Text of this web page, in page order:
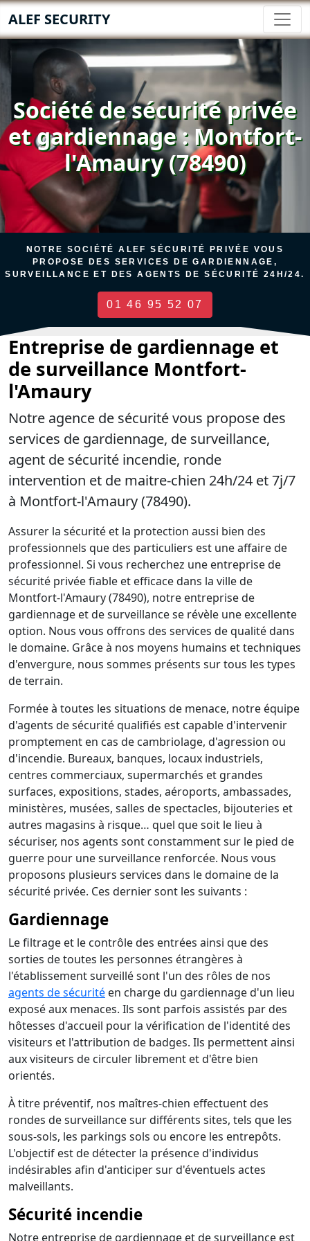
ALEF SECURITY
Société de sécurité privée
et gardiennage : Montfort-
l'Amaury (78490)
NOTRE SOCIÉTÉ ALEF SÉCURITÉ PRIVÉE VOUS
PROPOSE DES SERVICES DE GARDIENNAGE,
SURVEILLANCE ET DES AGENTS DE SÉCURITÉ 24H/24.
01 46 95 52 07
Entreprise de gardiennage et
de surveillance Montfort-
l'Amaury
Notre agence de sécurité vous propose des
services de gardiennage, de surveillance,
agent de sécurité incendie, ronde
intervention et de maitre-chien 24h/24 et 7j/7
à Montfort-l'Amaury (78490).
Assurer la sécurité et la protection aussi bien des
professionnels que des particuliers est une affaire de
professionnel. Si vous recherchez une entreprise de
sécurité privée fiable et efficace dans la ville de
Montfort-l'Amaury (78490), notre entreprise de
gardiennage et de surveillance se révèle une excellente
option. Nous vous offrons des services de qualité dans
le domaine. Grâce à nos moyens humains et techniques
d'envergure, nous sommes présents sur tous les types
de terrain.
Formée à toutes les situations de menace, notre équipe
d'agents de sécurité qualifiés est capable d'intervenir
promptement en cas de cambriolage, d'agression ou
d'incendie. Bureaux, banques, locaux industriels,
centres commerciaux, supermarchés et grandes
surfaces, expositions, stades, aéroports, ambassades,
ministères, musées, salles de spectacles, bijouteries et
autres magasins à risque… quel que soit le lieu à
sécuriser, nos agents sont constamment sur le pied de
guerre pour une surveillance renforcée. Nous vous
proposons plusieurs services dans le domaine de la
sécurité privée. Ces dernier sont les suivants :
Gardiennage
Le filtrage et le contrôle des entrées ainsi que des
sorties de toutes les personnes étrangères à
l'établissement surveillé sont l'un des rôles de nos
agents de sécurité en charge du gardiennage d'un lieu
exposé aux menaces. Ils sont parfois assistés par des
hôtesses d'accueil pour la vérification de l'identité des
visiteurs et l'attribution de badges. Ils permettent ainsi
aux visiteurs de circuler librement et d'être bien
orientés.
À titre préventif, nos maîtres-chien effectuent des
rondes de surveillance sur différents sites, tels que les
sous-sols, les parkings sols ou encore les entrepôts.
L'objectif est de détecter la présence d'individus
indésirables afin d'anticiper sur d'éventuels actes
malveillants.
Sécurité incendie
Notre entreprise de gardiennage et de surveillance est